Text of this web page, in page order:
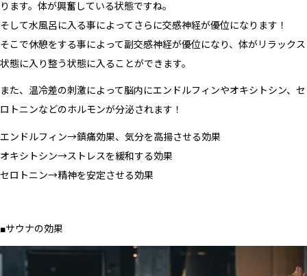
ります。体が興奮している状態ですね。
そして水風呂に入る事によってさらに交感神経が優位になります！
そこで休憩をする事によって副交感神経が優位になり、体がリラックス
状態に入り整う状態に入ることができます。
また、温冷差の刺激によって脳内にエンドルフィンやオキシトシン、セ
ロトニンなどのホルモンが分泌されます！
エンドルフィン→鎮痛効果、気分を高揚させる効果
オキシトシン→ストレスを緩和する効果
セロトニン→精神を安定させる効果
■サウナの効果